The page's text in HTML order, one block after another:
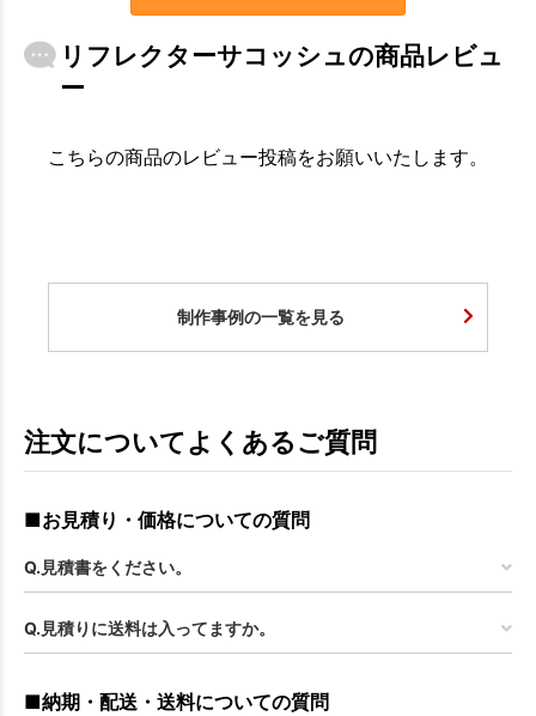
お買い物を続ける カートへ進む
リフレクターサコッシュの商品レビュ
ー
こちらの商品のレビュー投稿をお願いいたします。
制作事例の一覧を見る
注文についてよくあるご質問
■お見積り・価格についての質問
Q.見積書をください。
Q.見積りに送料は入ってますか。
■納期・配送・送料についての質問